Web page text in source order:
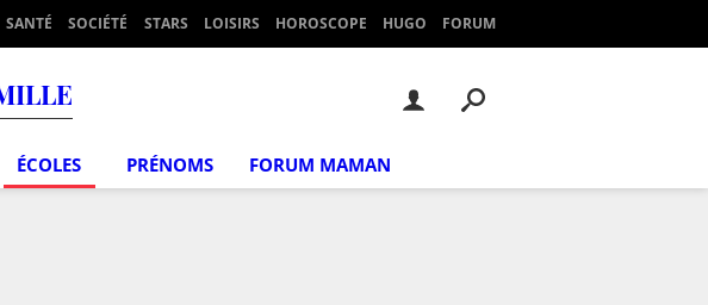
SANTÉ SOCIÉTÉ STARS LOISIRS HOROSCOPE HUGO FORUM
ÉCOLES PRÉNOMS FORUM MAMAN